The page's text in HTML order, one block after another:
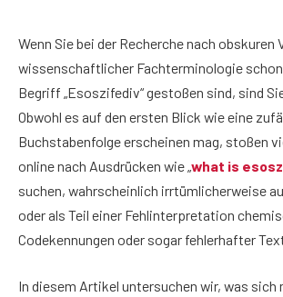
Wenn Sie bei der Recherche nach obskuren
wissenschaftlicher Fachterminologie
Begriff „Esoszifediv“ gestoßen sind, sind
Obwohl es auf den ersten Blick wie eine
Buchstabenfolge erscheinen mag, stoßen
online nach Ausdrücken wie „what is
suchen, wahrscheinlich irrtümlicherweise
oder als Teil einer Fehlinterpretation
Codekennungen oder sogar fehlerhafter
In diesem Artikel untersuchen wir, was sich